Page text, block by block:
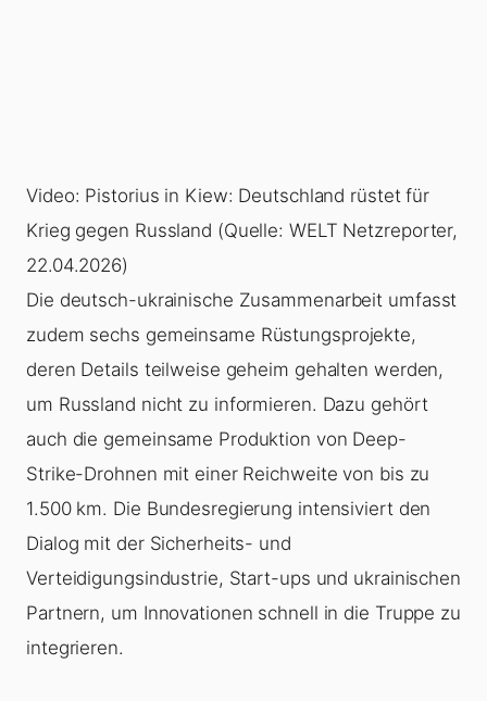
Video: Pistorius in Kiew: Deutschland rüstet für
Krieg gegen Russland (Quelle: WELT Netzreporter,
22.04.2026)
Die deutsch-ukrainische Zusammenarbeit umfasst
zudem sechs gemeinsame Rüstungsprojekte,
deren Details teilweise geheim gehalten werden,
um Russland nicht zu informieren. Dazu gehört
auch die gemeinsame Produktion von Deep-
Strike-Drohnen mit einer Reichweite von bis zu
1.500 km. Die Bundesregierung intensiviert den
Dialog mit der Sicherheits- und
Verteidigungsindustrie, Start-ups und ukrainischen
Partnern, um Innovationen schnell in die Truppe zu
integrieren.